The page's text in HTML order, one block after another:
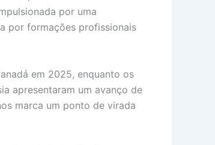
por uma
por formações profissionais
em 2025, enquanto os
apresentaram um avanço de
marca um ponto de virada